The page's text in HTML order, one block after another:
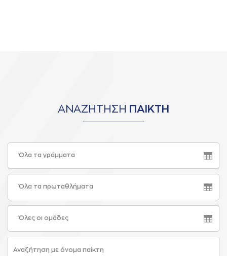
ΑΝΑΖΗΤΗΣΗ ΠΑΙΚΤΗ
Όλα τα γράμματα
Όλα τα πρωταθλήματα
Όλες οι ομάδες